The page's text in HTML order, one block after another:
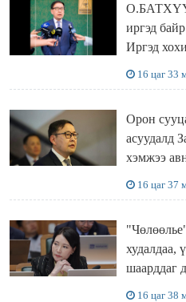
О.БАТХҮҮ:
иргэд
Иргэд
16 цаг 33
Орон
асуудалд
хэмжээ
16 цаг 37
худалдаа,
шаарддаг
16 цаг 38